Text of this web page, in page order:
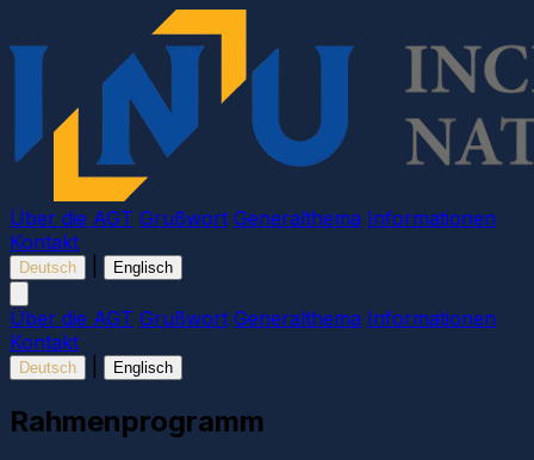
Über die AGT Grußwort Generalthema Informationen
Kontakt
Deutsch Englisch
Über die AGT Grußwort Generalthema Informationen
Kontakt
Deutsch Englisch
Rahmenprogramm